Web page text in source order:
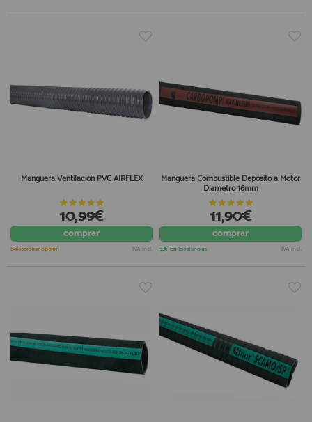
Manguera Ventilación PVC AIRFLEX
10,99€
comprar
Seleccionar opción IVA incl.
Manguera Combustible Deposito a Motor
Diametro 16mm
11,90€
comprar
En Existencias IVA incl.